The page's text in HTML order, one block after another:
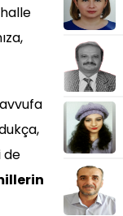
de